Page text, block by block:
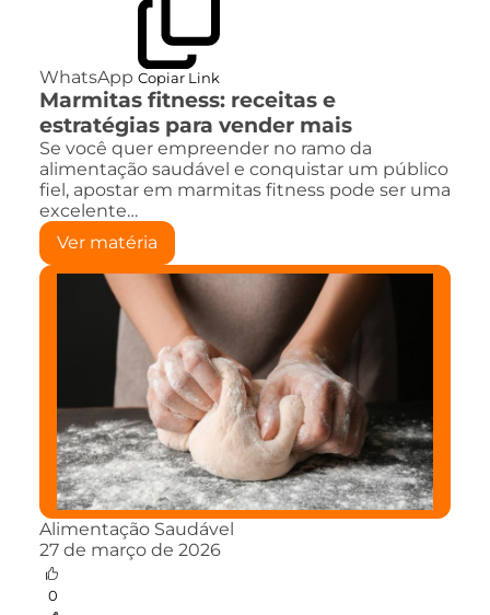
WhatsApp Copiar Link
Marmitas fitness: receitas e
estratégias para vender mais
Se você quer empreender no ramo da
alimentação saudável e conquistar um público
fiel, apostar em marmitas fitness pode ser uma
excelente…
Ver matéria
Alimentação Saudável
27 de março de 2026
0